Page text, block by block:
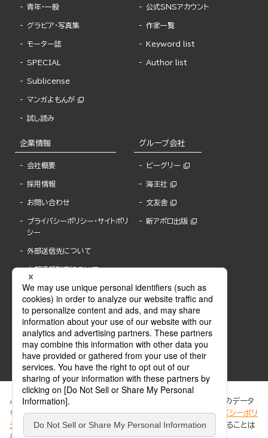
青年・一般
グラビア・写真集
モーター誌
SPECIAL
Sublicense
マンガよもんが
試し読み
公式SNSアカウント
作家一覧
Keyword list
Author list
企業情報
会社概要
採用情報
お問い合わせ
プライバシーポリシー・サイトポリ
シー
外部送信先について
内部通報制度について
グループ会社
ビーグリー
海王社
文友舎
新アポロ出版
ABJマークは、この電子書店・電子書籍配信サービスが、著作権者からコンテンツ使用許諾を
ぶんか社が運営するサイトでは、利便性向上のためにCookie等のデータ
を使用しています。 当社のCookieについての詳細は、「プライバシーポリ
シー
」をご覧ください。当サイトでは、訪問者の個人情報を追跡することは